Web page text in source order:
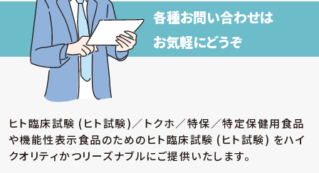
【保有個人データの安全管理のために講じた
措置】
当社では個人情報保護法に基づき、保有個人データ
の安全管理のために、以下の措置を講じています。
(ア) 個人情報保護方針の策定
係法令等の遵守」、「個人情報の取得・利用・提
供」、「個人情報の取得元」、「質問および苦情相
談の窓口」等についての個人情報保護方針を策
各種お問い合わせは
お気軽にどうぞ
ヒト臨床試験 (ヒト試験)／トクホ／特保／特定保健用食品
や機能性表示食品のためのヒト臨床試験 (ヒト試験) をハイ
クオリティかつリーズナブルにご提供いたします。